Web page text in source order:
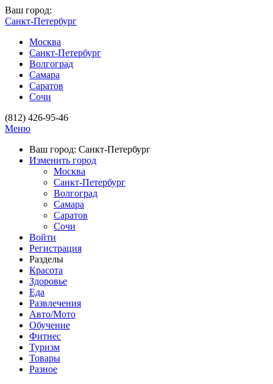
Ваш город:
Санкт-Петербург
Москва
Санкт-Петербург
Волгоград
Самара
Саратов
Сочи
(812) 426-95-46
Меню
Ваш город: Санкт-Петербург
Изменить город
Москва
Санкт-Петербург
Волгоград
Самара
Саратов
Сочи
Войти
Регистрация
Разделы
Красота
Здоровье
Еда
Развлечения
Авто/Мото
Обучение
Фитнес
Туризм
Товары
Разное